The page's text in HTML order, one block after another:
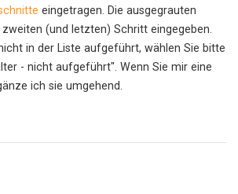
eingetragen. Die ausgegrauten
(und letzten) Schritt eingegeben.
in der Liste aufgeführt, wählen Sie bitte
- nicht aufgeführt". Wenn Sie mir eine
ich sie umgehend.